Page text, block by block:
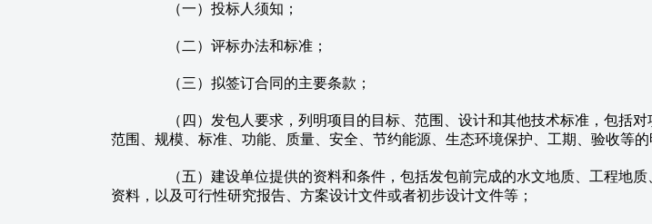
（一）投标人须知；
（二）评标办法和标准；
（三）拟签订合同的主要条款；
（四）发包人要求，列明项目的目标、范围、设计和其他技术标准，包括对
范围、规模、标准、功能、质量、安全、节约能源、生态环境保护、工期、验收等的
（五）建设单位提供的资料和条件，包括发包前完成的水文地质、工程地质
资料，以及可行性研究报告、方案设计文件或者初步设计文件等；